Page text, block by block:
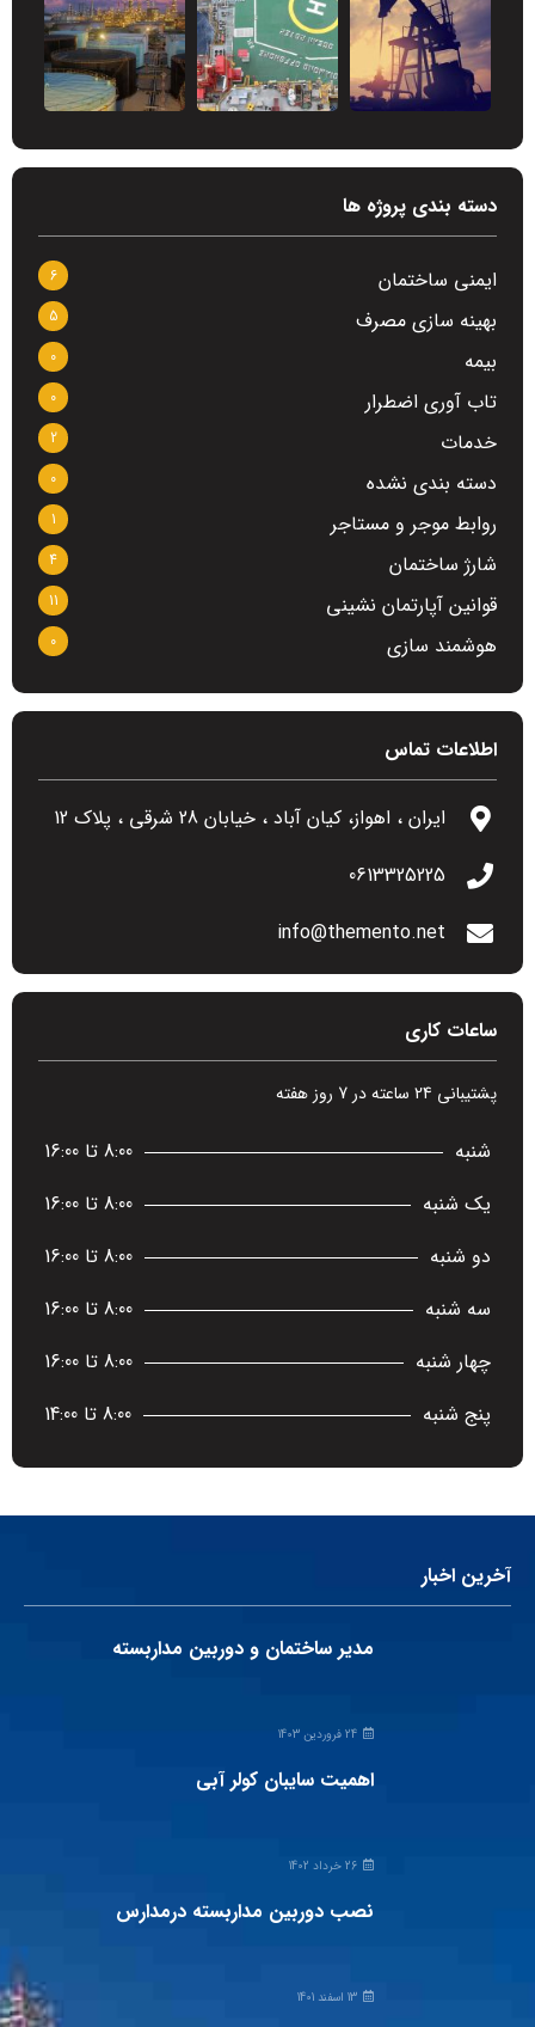
دسته بندی پروژه ها
ایمنی ساختمان 6
بهینه سازی مصرف 5
بیمه 0
تاب آوری اضطرار 0
خدمات 2
دسته بندی نشده 0
روابط موجر و مستاجر 1
شارژ ساختمان 4
قوانین آپارتمان نشینی 11
هوشمند سازی 0
اطلاعات تماس
ایران ، اهواز، کیان آباد ، خیابان 28 شرقی ، پلاک 12
0613325225
info@themento.net
ساعات کاری
پشتیبانی 24 ساعته در 7 روز هفته
شنبه
8:00 تا 16:00
یک شنبه
8:00 تا 16:00
دو شنبه
8:00 تا 16:00
سه شنبه
8:00 تا 16:00
چهار شنبه
8:00 تا 16:00
پنج شنبه
8:00 تا 14:00
آخرین اخبار
مدیر ساختمان و دوربین مداربسته
24 فروردین 1403
اهمیت سایبان کولر آبی
26 خرداد 1402
نصب دوربین مداربسته درمدارس
13 اسفند 1401